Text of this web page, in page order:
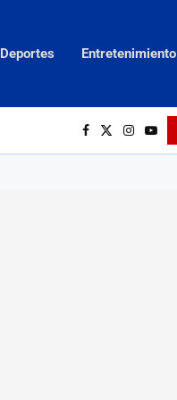
Deportes Entretenimiento